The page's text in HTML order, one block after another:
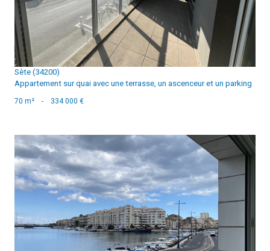
Sète (34200)
Appartement sur quai avec une terrasse, un ascenceur et un parking
70 m² - 334 000 €
voir le bien